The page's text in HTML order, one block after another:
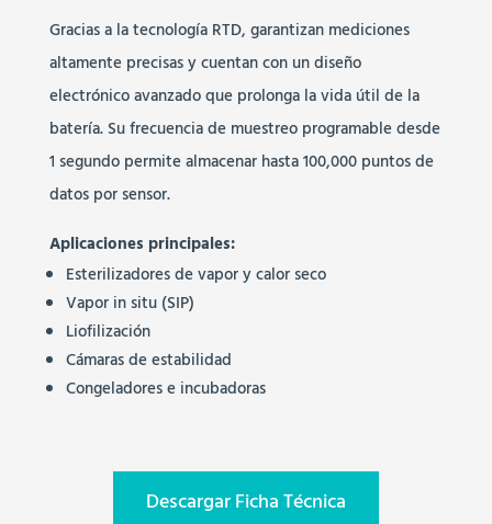
Gracias a la tecnología RTD, garantizan mediciones
altamente precisas y cuentan con un diseño
electrónico avanzado que prolonga la vida útil de la
batería. Su frecuencia de muestreo programable desde
1 segundo permite almacenar hasta 100,000 puntos de
datos por sensor.
Aplicaciones principales:
Esterilizadores de vapor y calor seco
Vapor in situ (SIP)
Liofilización
Cámaras de estabilidad
Congeladores e incubadoras
Descargar Ficha Técnica